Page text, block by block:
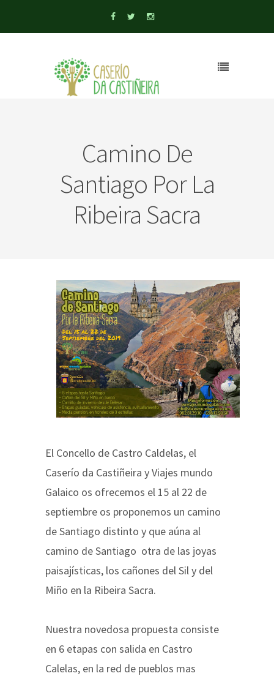
Camino De
Santiago Por La
Ribeira Sacra
El Concello de Castro Caldelas, el
Caserío da Castiñeira y Viajes mundo
Galaico os ofrecemos el 15 al 22 de
septiembre os proponemos un camino
de Santiago distinto y que aúna al
camino de Santiago otra de las joyas
paisajísticas, los cañones del Sil y del
Miño en la Ribeira Sacra.
Nuestra novedosa propuesta consiste
en 6 etapas con salida en Castro
Calelas, en la red de pueblos mas